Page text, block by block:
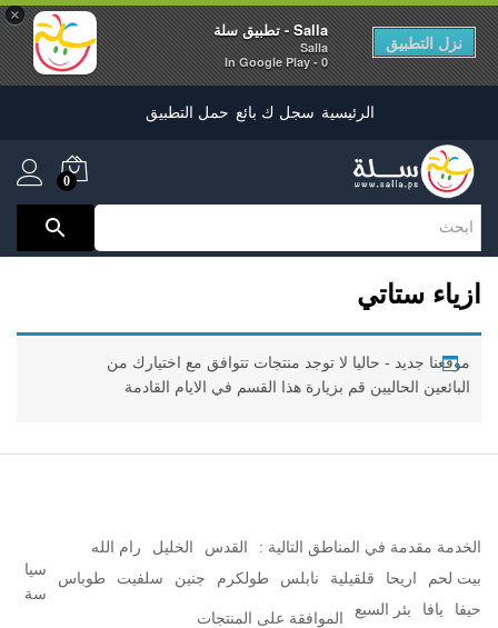
×
Salla - تطبيق سلة
Salla
0 - In Google Play
نزل التطبيق
الرئيسية سجل ك بائع حمل التطبيق
0
ازياء ستاتي
موقعنا جديد - حاليا لا توجد منتجات تتوافق مع اختيارك من
البائعين الحاليين قم بزيارة هذا القسم في الايام القادمة
الخدمة مقدمة في المناطق التالية : القدس الخليل
رام الله
بيت لحم
اريحا قلقيلية نابلس طولكرم جنين سلفيت
طوباس
حيفا
يافا بئر السبع
سيا
سة
الموافقة على المنتجات